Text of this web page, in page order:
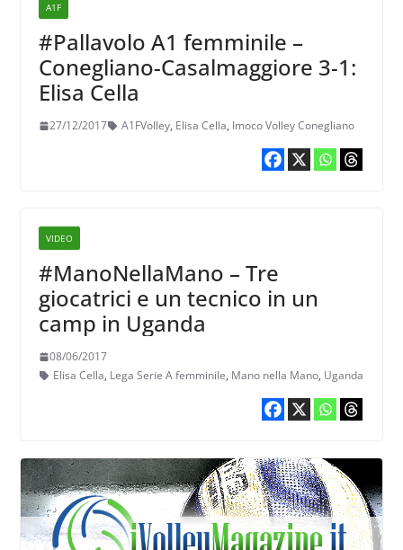
A1F
#Pallavolo A1 femminile –
Conegliano-Casalmaggiore 3-1:
Elisa Cella
27/12/2017 A1FVolley, Elisa Cella, Imoco Volley Conegliano
VIDEO
#ManoNellaMano – Tre
giocatrici e un tecnico in un
camp in Uganda
08/06/2017
Elisa Cella, Lega Serie A femminile, Mano nella Mano, Uganda